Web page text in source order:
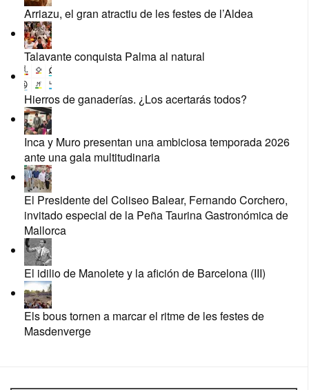
Arriazu, el gran atractiu de les festes de l’Aldea
Talavante conquista Palma al natural
Hierros de ganaderías. ¿Los acertarás todos?
Inca y Muro presentan una ambiciosa temporada 2026
ante una gala multitudinaria
El Presidente del Coliseo Balear, Fernando Corchero,
invitado especial de la Peña Taurina Gastronómica de
Mallorca
El idilio de Manolete y la afición de Barcelona (III)
Els bous tornen a marcar el ritme de les festes de
Masdenverge